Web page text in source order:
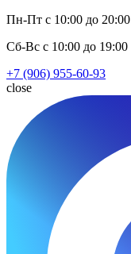
Пн-Пт с 10:00 до 20:00
Сб-Вс с 10:00 до 19:00
+7 (906) 955-60-93
close